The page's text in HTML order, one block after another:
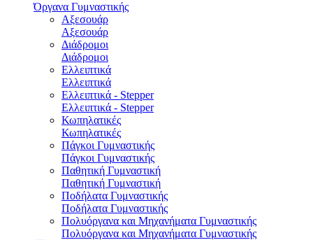
Όργανα Γυμναστικής
Αξεσουάρ
Αξεσουάρ
Διάδρομοι
Διάδρομοι
Ελλειπτικά
Ελλειπτικά
Ελλειπτικά - Stepper
Ελλειπτικά - Stepper
Κωπηλατικές
Κωπηλατικές
Πάγκοι Γυμναστικής
Πάγκοι Γυμναστικής
Παθητική Γυμναστική
Παθητική Γυμναστική
Ποδήλατα Γυμναστικής
Ποδήλατα Γυμναστικής
Πολυόργανα και Μηχανήματα Γυμναστικής
Πολυόργανα και Μηχανήματα Γυμναστικής